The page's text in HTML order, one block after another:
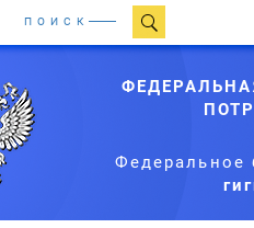
ПОИСК
Федеральное